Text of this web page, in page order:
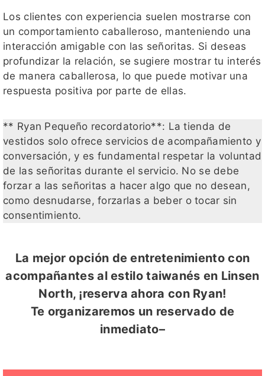
Los clientes con experiencia suelen mostrarse con
un comportamiento caballeroso, manteniendo una
interacción amigable con las señoritas. Si deseas
profundizar la relación, se sugiere mostrar tu interés
de manera caballerosa, lo que puede motivar una
respuesta positiva por parte de ellas.
** Ryan Pequeño recordatorio**: La tienda de
vestidos solo ofrece servicios de acompañamiento y
conversación, y es fundamental respetar la voluntad
de las señoritas durante el servicio. No se debe
forzar a las señoritas a hacer algo que no desean,
como desnudarse, forzarlas a beber o tocar sin
consentimiento.
La mejor opción de entretenimiento con
acompañantes al estilo taiwanés en Linsen
North, ¡reserva ahora con Ryan!
Te organizaremos un reservado de
inmediato–